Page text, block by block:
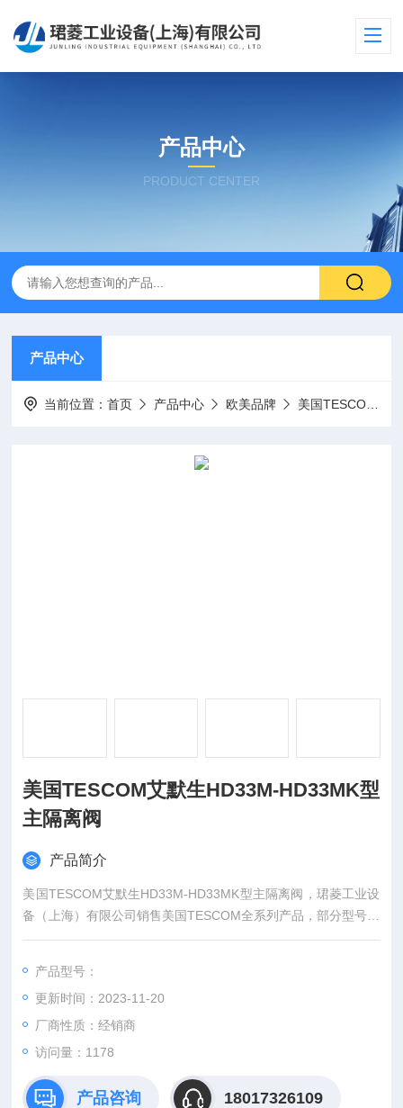
产品中心
PRODUCT CENTER
产品中心
当前位置：首页 产品中心 欧美品牌 美国TESCOM泰斯康
美国TESCOM艾默生HD33M-HD33MK型
主隔离阀
产品简介
美国TESCOM艾默生HD33M-HD33MK型主隔离阀，珺菱工业设
备（上海）有限公司销售美国TESCOM全系列产品，部分型号现
货，价格好，欢迎确认。
产品型号：
更新时间：2023-11-20
厂商性质：经销商
访问量：1178
产品咨询 18017326109